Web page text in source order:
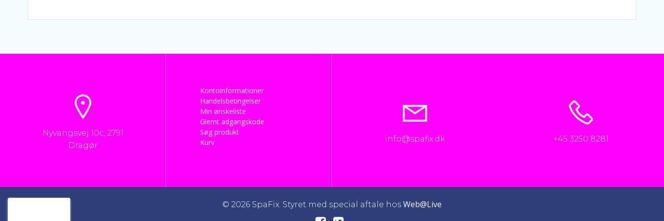
Nyvangsvej 10c, 2791
Dragør
Kontoinformationer
Handelsbetingelser
Min ønskeliste
Glemt adgangskode
Søg produkt
Kurv
info@spafix.dk +45 3250 8281
© 2026 SpaFix. Styret med special aftale hos Web@Live